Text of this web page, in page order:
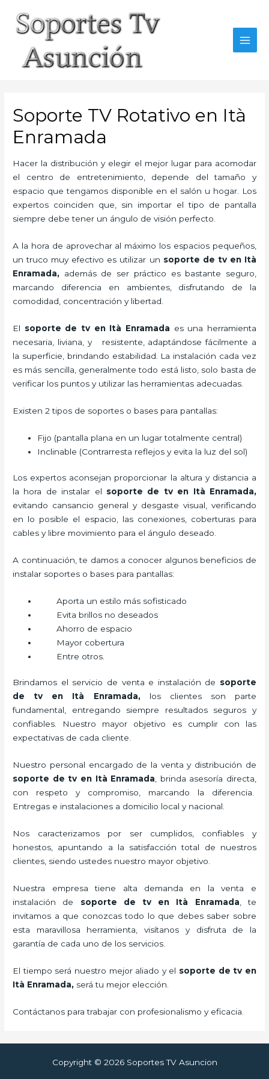
content
Soporte TV Rotativo en Ità
Enramada
Hacer la distribución y elegir el mejor lugar para acomodar
el centro de entretenimiento, depende del tamaño y
espacio que tengamos disponible en el salón u hogar. Los
expertos coinciden que, sin importar el tipo de pantalla
siempre debe tener un ángulo de visión perfecto.
A la hora de aprovechar al máximo los espacios pequeños,
un truco muy efectivo es utilizar un soporte de tv en Ità
Enramada, además de ser práctico es bastante seguro,
marcando diferencia en ambientes, disfrutando de la
comodidad, concentración y libertad.
El soporte de tv en Ità Enramada es una herramienta
necesaria, liviana, y resistente, adaptándose fácilmente a
la superficie, brindando estabilidad. La instalación cada vez
es más sencilla, generalmente todo está listo, solo basta de
verificar los puntos y utilizar las herramientas adecuadas.
Existen 2 tipos de soportes o bases para pantallas:
Fijo (pantalla plana en un lugar totalmente central)
Inclinable (Contrarresta reflejos y evita la luz del sol)
Los expertos aconsejan proporcionar la altura y distancia a
la hora de instalar el soporte de tv en Ità Enramada,
evitando cansancio general y desgaste visual, verificando
en lo posible el espacio, las conexiones, coberturas para
cables y libre movimiento para el ángulo deseado.
A continuación, te damos a conocer algunos beneficios de
instalar soportes o bases para pantallas:
Aporta un estilo más sofisticado
Evita brillos no deseados
Ahorro de espacio
Mayor cobertura
Entre otros.
Brindamos el servicio de venta e instalación de soporte
de tv en Ità Enramada, los clientes son parte
fundamental, entregando siempre resultados seguros y
confiables. Nuestro mayor objetivo es cumplir con las
expectativas de cada cliente.
Nuestro personal encargado de la venta y distribución de
soporte de tv en Ità Enramada, brinda asesoría directa,
con respeto y compromiso, marcando la diferencia.
Entregas e instalaciones a domicilio local y nacional.
Nos caracterizamos por ser cumplidos, confiables y
honestos, apuntando a la satisfacción total de nuestros
clientes, siendo ustedes nuestro mayor objetivo.
Nuestra empresa tiene alta demanda en la venta e
instalación de soporte de tv en Ità Enramada , te
invitamos a que conozcas todo lo que debes saber sobre
esta maravillosa herramienta, visítanos y disfruta de la
garantía de cada uno de los servicios.
El tiempo será nuestro mejor aliado y el soporte de tv en
Ità Enramada, será tu mejor elección.
Contáctanos para trabajar con profesionalismo y eficacia.
Copyright © 2026 Soportes TV Asuncion